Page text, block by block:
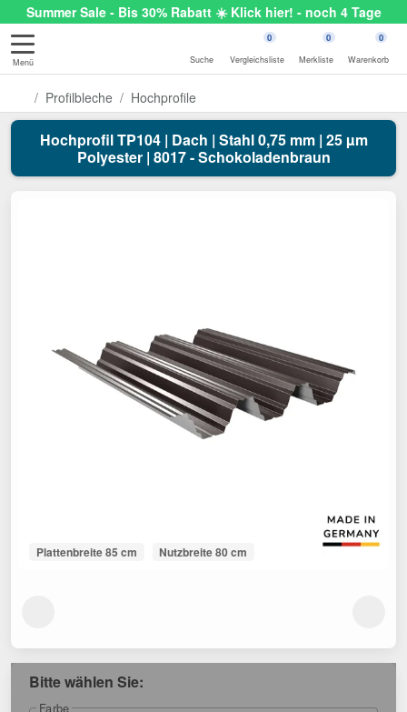
Summer Sale - Bis 30% Rabatt ☀️ Klick hier! - noch 4 Tage
Menü Suche
0
Vergleichsliste
0
Merkliste
0
Warenkorb
Profilbleche Hochprofile
Hochprofil TP104 | Dach | Stahl 0,75 mm | 25 µm
Polyester | 8017 - Schokoladenbraun
Plattenbreite 85 cm Nutzbreite 80 cm
Bitte wählen Sie:
Farbe